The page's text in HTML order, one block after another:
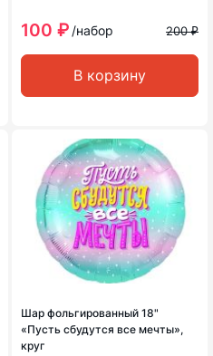
100 ₽ /набор 200 ₽
В корзину
Шар фольгированный 18"
«Пусть сбудутся все мечты»,
круг